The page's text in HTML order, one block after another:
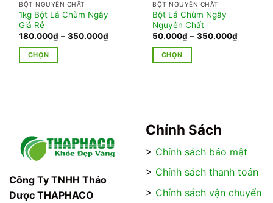
BỘT NGUYÊN CHẤT
1kg Bột Lá Chùm Ngây
Giá Rẻ
180.000₫ – 350.000₫Khoảng
CHỌN
thể.
Các
chọn
có
BỘT NGUYÊN CHẤT
Bột Lá Chùm Ngây
Nguyên Chất
50.000₫ – 350.000₫Khoảng
CHỌN
biến
Các
tùy
có
Công Ty TNHH Thảo
Dược THAPHACO
Chính Sách
> Chính sách bảo mật
> Chính sách thanh toán
> Chính sách vận chuyển